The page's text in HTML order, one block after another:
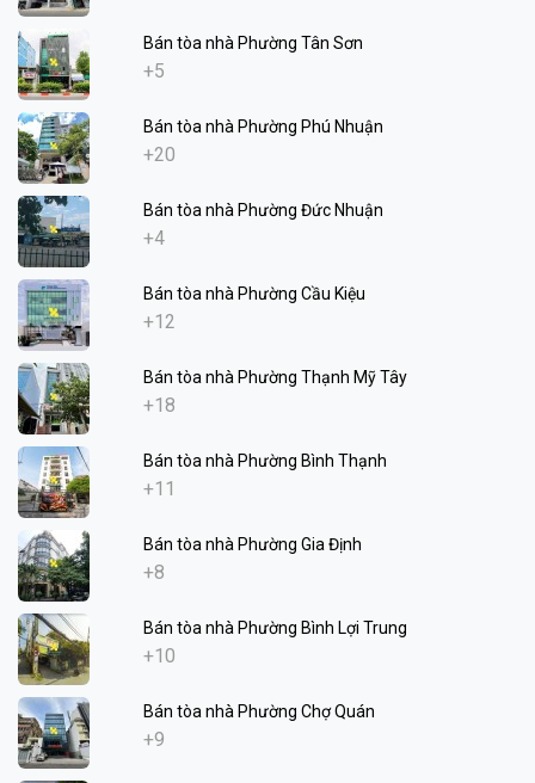
Bán tòa nhà Phường Tân Sơn
+5
Bán tòa nhà Phường Phú Nhuận
+20
Bán tòa nhà Phường Đức Nhuận
+4
Bán tòa nhà Phường Cầu Kiệu
+12
Bán tòa nhà Phường Thạnh Mỹ Tây
+18
Bán tòa nhà Phường Bình Thạnh
+11
Bán tòa nhà Phường Gia Định
+8
Bán tòa nhà Phường Bình Lợi Trung
+10
Bán tòa nhà Phường Chợ Quán
+9